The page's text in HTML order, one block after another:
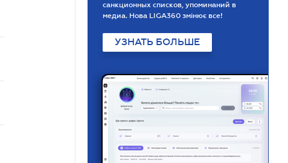
санкционных списков, упоминаний в
медиа. Нова LIGA360 змінює все!
УЗНАТЬ БОЛЬШЕ